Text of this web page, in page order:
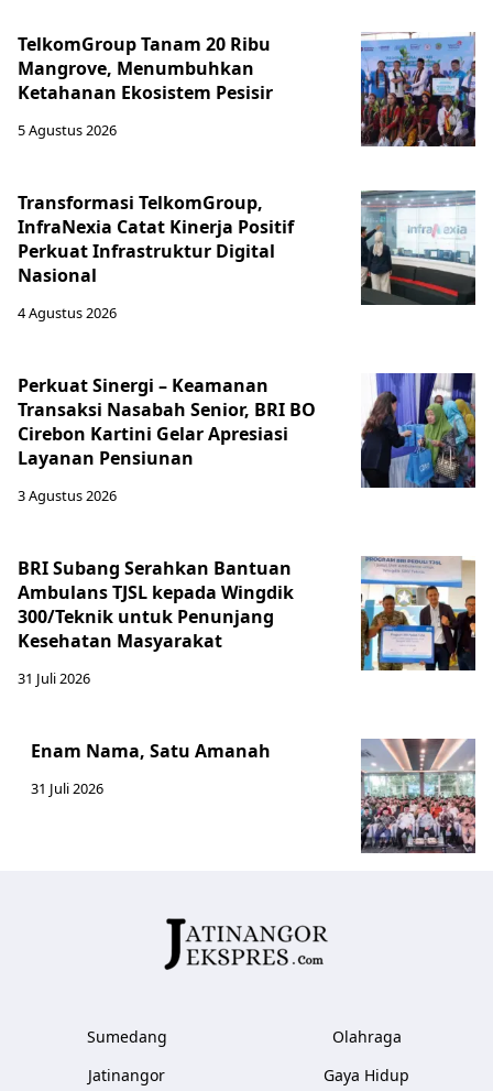
TelkomGroup Tanam 20 Ribu
Mangrove, Menumbuhkan
Ketahanan Ekosistem Pesisir
5 Agustus 2026
Transformasi TelkomGroup,
InfraNexia Catat Kinerja Positif
Perkuat Infrastruktur Digital
Nasional
4 Agustus 2026
Perkuat Sinergi – Keamanan
Transaksi Nasabah Senior, BRI BO
Cirebon Kartini Gelar Apresiasi
Layanan Pensiunan
3 Agustus 2026
BRI Subang Serahkan Bantuan
Ambulans TJSL kepada Wingdik
300/Teknik untuk Penunjang
Kesehatan Masyarakat ​
31 Juli 2026
Enam Nama, Satu Amanah
31 Juli 2026
Sumedang
Jatinangor
Olahraga
Gaya Hidup